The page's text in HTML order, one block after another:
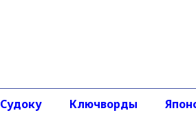
Судоку Ключворды